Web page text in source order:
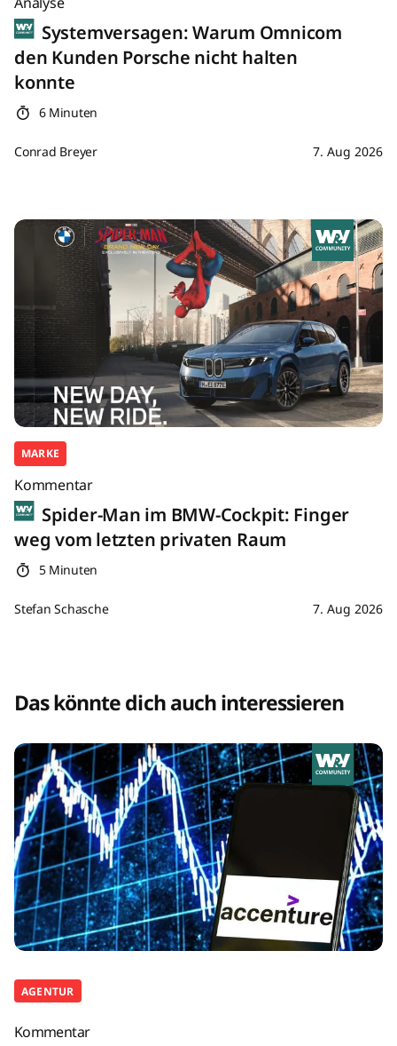
Systemversagen: Warum Omnicom
den Kunden Porsche nicht halten
konnte
6 Minuten
Conrad Breyer 7. Aug 2026
MARKE
Kommentar
Spider-Man im BMW-Cockpit: Finger
weg vom letzten privaten Raum
5 Minuten
Stefan Schasche 7. Aug 2026
Das könnte dich auch interessieren
AGENTUR
Kommentar